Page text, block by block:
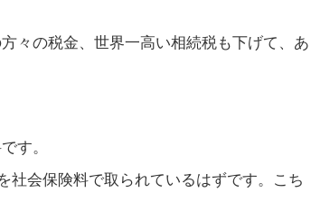
々の税金、世界一高い相続税も下げて、あ
す。
社会保険料で取られているはずです。こち